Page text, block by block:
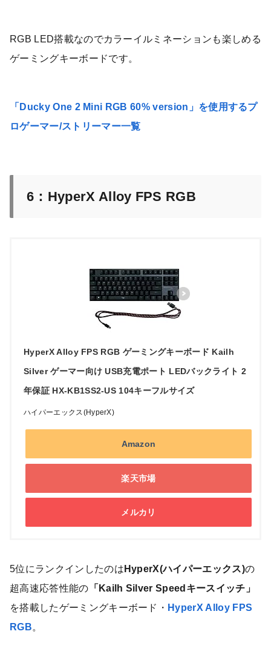
RGB LED搭載なのでカラーイルミネーションも楽しめる
ゲーミングキーボードです。
「 Ducky One 2 Mini RGB 60% version」を使用するプ
ロゲーマー/ストリーマー一覧
6： HyperX Alloy FPS RGB
HyperX Alloy FPS RGB ゲーミングキーボード Kailh
Silver ゲーマー向け USB充電ポート LEDバックライト 2
年保証 HX-KB1SS2-US 104キーフルサイズ
ハイパーエックス(HyperX)
Amazon
楽天市場
メルカリ
5位にランクインしたのは HyperX(ハイパーエックス)の
超高速応答性能の 「Kailh Silver Speedキースイッチ」
を搭載したゲーミングキーボード・ HyperX Alloy FPS
RGB。